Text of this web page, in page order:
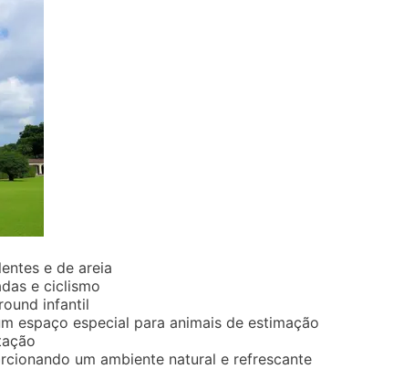
e de areia
e ciclismo
infantil
espaço especial para animais de estimação
um ambiente natural e refrescante